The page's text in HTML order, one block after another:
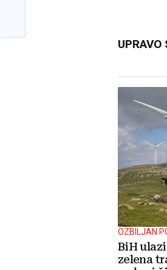
UPRAVO
OZBILJAN
BiH
zelena